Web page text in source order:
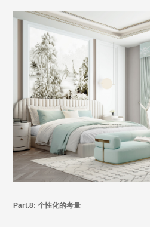
Part.8: 个性化的考量